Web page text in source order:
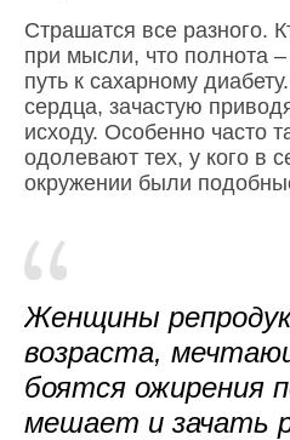
Страшатся все разного.
при мысли, что полнота
путь к сахарному
сердца, зачастую
исходу. Особенно часто
одолевают тех, у кого в
окружении были
Женщины
возраста,
боятся ожирения
мешает и зачать